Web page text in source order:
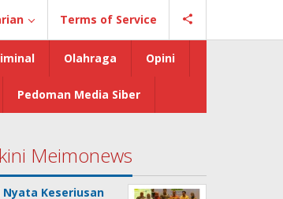
Terms of Service
Olahraga Opini
Pedoman Media Siber
Meimonews
Keseriusan